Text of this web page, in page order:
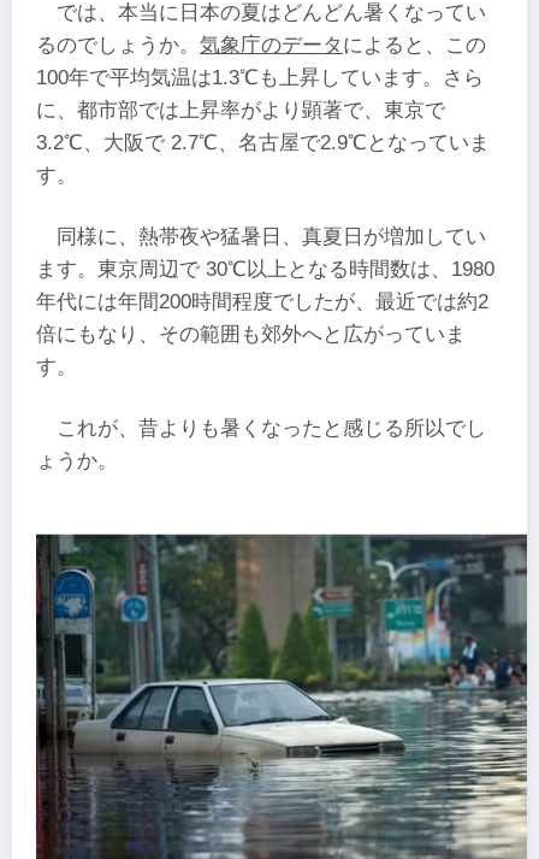
では、本当に日本の夏はどんどん暑くなってい
るのでしょうか。 気象庁のデータ によると、この
100年で平均気温は1.3℃も上昇しています。さら
に、都市部では上昇率がより顕著で、東京で
3.2℃、大阪で 2.7℃、名古屋で2.9℃となっていま
す。
同様に、熱帯夜や猛暑日、真夏日が増加してい
ます。東京周辺で 30℃以上となる時間数は、1980
年代には年間200時間程度でしたが、最近では約2
倍にもなり、その範囲も郊外へと広がっていま
す。
これが、昔よりも暑くなったと感じる所以でし
ょうか。